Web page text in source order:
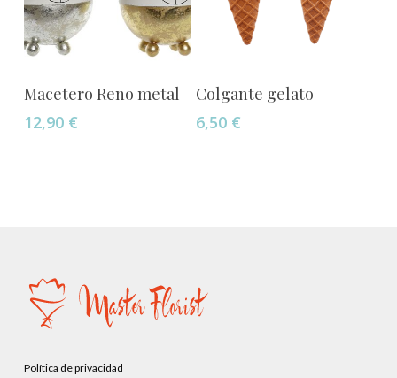
Añadir Al Carrito
Macetero Reno metal
12,90 €
Añadir Al Carrito
Colgante gelato
6,50 €
Política de privacidad